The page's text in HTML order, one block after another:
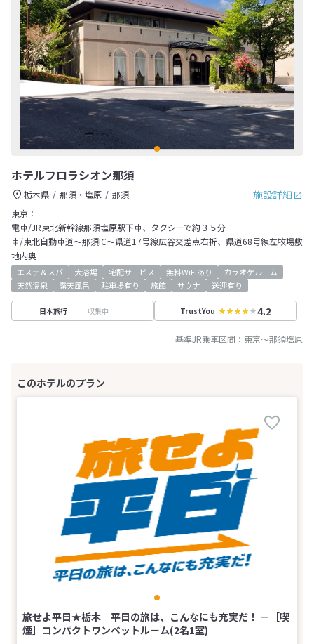
ホテルフロラシオン那須
施設詳細
栃木県 那須・塩原
那須
東京：
電車/JR東北新幹線那須塩原駅下車、タクシーで約３５分
車/東北自動車道～那須IC～県道17号線広谷交差点右折、県道68号線左牧場敷
地内奥
エステ＆スパ 大浴場 宅配サービス 無料WiFiあり
カラオケルーム
天然温泉
露天風呂 駐車場有り 旅館 サウナ 送迎有り
日本旅行 収集中 TrustYou 4.2
基準JR乗車区間： 東京～那須塩原
旅せよ平日★栃木 平日の旅は、こんなにも充実だ！ －［喫
煙］コンパクトワンベットルーム(2名1室)